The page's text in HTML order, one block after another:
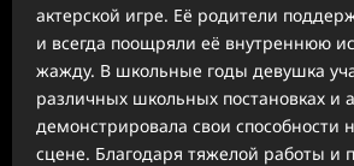
актерской игре. Её родители
и всегда поощряли её внутреннюю
жажду. В школьные годы девушка
различных школьных постановках и
демонстрировала свои способности
сцене. Благодаря тяжелой работы и